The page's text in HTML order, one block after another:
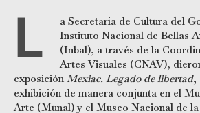
L
a Secretaría de Cultura del
Instituto Nacional de Bellas
(Inbal), a través de la
Artes Visuales (CNAV),
exposición Mexiac. Legado de libertad,
exhibición de manera conjunta en el
Arte (Munal) y el Museo Nacional de